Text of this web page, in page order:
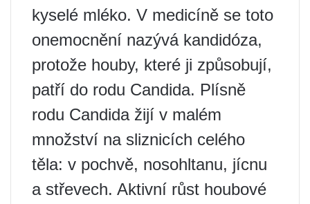
kyselé mléko. V medicíně se toto
onemocnění nazývá kandidóza,
protože houby, které ji způsobují,
patří do rodu Candida. Plísně
rodu Candida žijí v malém
množství na sliznicích celého
těla: v pochvě, nosohltanu, jícnu
a střevech. Aktivní růst houbové